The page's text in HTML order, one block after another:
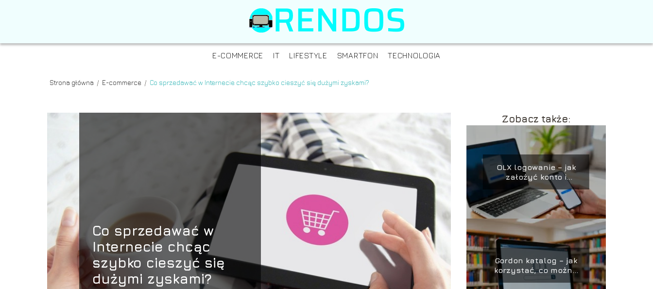
E-COMMERCE IT LIFESTYLE SMARTFON TECHNOLOGIA
Strona główna / E-commerce / Co sprzedawać w Internecie chcąc szybko cieszyć się dużymi zyskami?
Co sprzedawać w
Internecie chcąc
szybko cieszyć się
dużymi zyskami?
Zobacz także:
OLX logowanie – jak
założyć konto i
rozwiązać problemy?
Gordon katalog – jak
korzystać, co można
w nim znaleźć?